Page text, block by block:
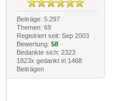
Beiträge: 5.297
Themen: 69
Registriert seit: Sep 2003
Bewertung: 58
Bedankte sich: 2323
1823x gedankt in 1468
Beiträgen